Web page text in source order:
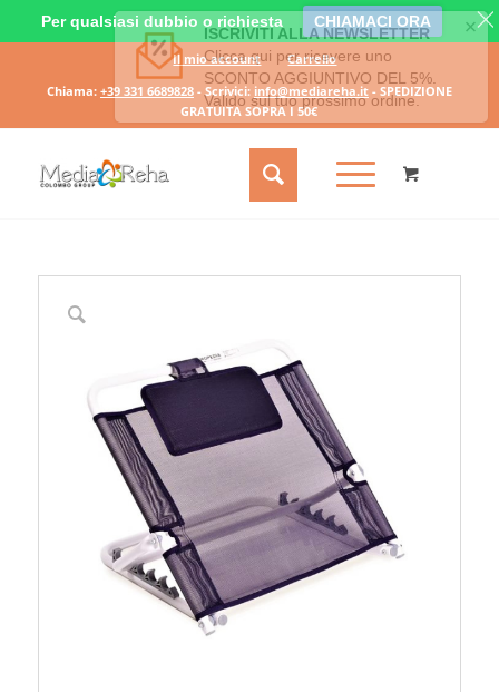
Il mio account
Carrello
Chiama: +39 331 6689828- Scrivici: info@mediareha.it- SPEDIZIONE
GRATUITA SOPRA I 50€
Per qualsiasi dubbio o richiesta CHIAMACI ORA